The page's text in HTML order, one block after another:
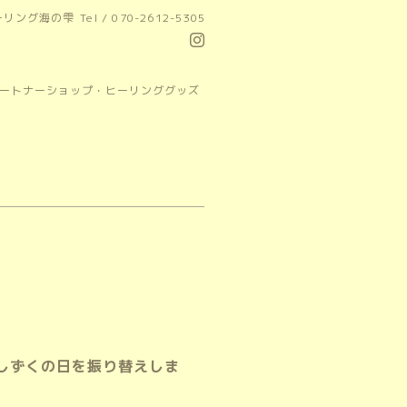
ング海の雫 Tel / 070-2612-5305
トナーショップ・ヒーリンググッズ
くの日を振り替えしま